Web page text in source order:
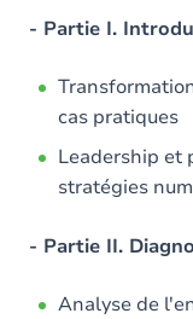
- Partie I.
cas pratiques
Leadership et
stratégies
- Partie II.
Analyse de